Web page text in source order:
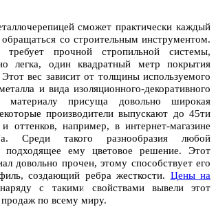
сможет практически каждый
со строительным инструментом.
прочной стропильной системы,
легка, один квадратный метр покрытия
Этот вес зависит от толщины используемого
и вида изоляционного-декоративного
материалу присуща довольно широкая
производители выпускают до 45ти
оттенков, например, в интернет-магазине
Среди такого разнообразия любой
ему цветовое решение. Этот
довольно прочен, этому способствует его
создающий ребра жесткости. Цены на
с такими свойствами вывели этот
по всему миру.